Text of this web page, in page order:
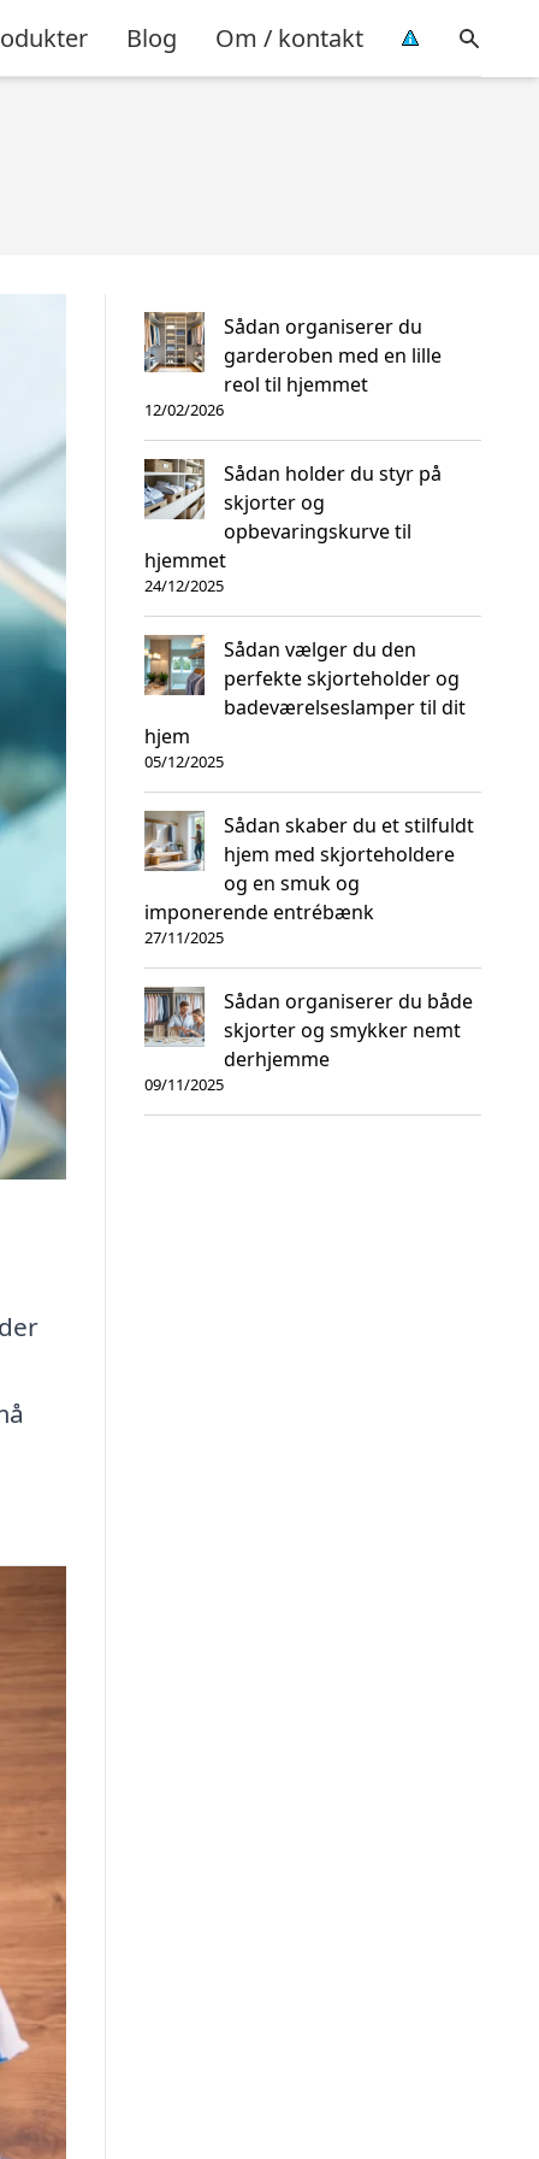
Blog Om / kontakt
Sådan organiserer du
garderoben med en lille
reol til hjemmet
12/02/2026
Sådan holder du styr på
skjorter og
opbevaringskurve til
hjemmet
24/12/2025
Sådan vælger du den
perfekte skjorteholder og
badeværelseslamper til dit
hjem
05/12/2025
Sådan skaber du et stilfuldt
hjem med skjorteholdere
og en smuk og
imponerende entrébænk
27/11/2025
Sådan organiserer du både
skjorter og smykker nemt
derhjemme
09/11/2025